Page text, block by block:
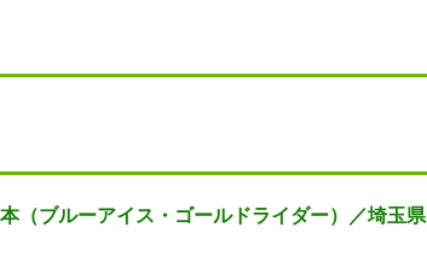
（ブルーアイス・ゴールドライダー）／埼玉県